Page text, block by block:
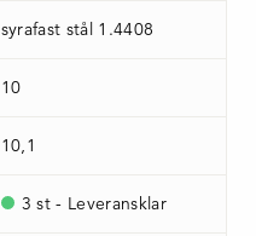
syrafast stål 1.4408
10
10,1
3 st - Leveransklar